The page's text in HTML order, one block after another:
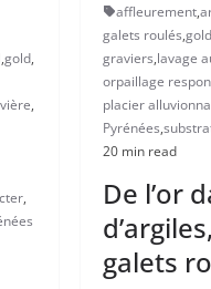
,gold,
,
,
affleurement,
galets roulés,gold
graviers,lavage
orpaillage
placier
Pyrénées,
20 min read
De l’or
galets